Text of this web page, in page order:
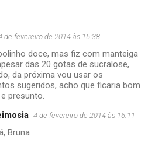
de fevereiro de 2014 às 15:38
doce, mas fiz com manteiga
das 20 gotas de sucralose,
da próxima vou usar os
sugeridos, acho que ficaria bom
presunto.
4 de fevereiro de 2014 às 16:11
Bruna